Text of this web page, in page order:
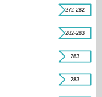
272-282
282-283
283
283